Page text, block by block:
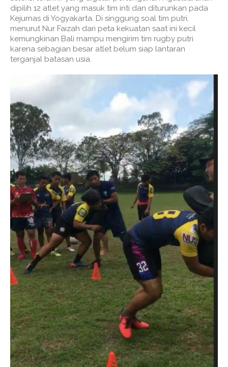
dipilih 12 atlet yang masuk tim inti dan diturunkan pada
Kejurnas di Yogyakarta. Di singgung soal tim putri,
menurut Nur Faizah dari peta kekuatan saat ini kecil
kemungkinan Bali mampu mengirim tim rugby putri
karena sebagian besar atlet belum siap lantaran
terganjal batasan usia.